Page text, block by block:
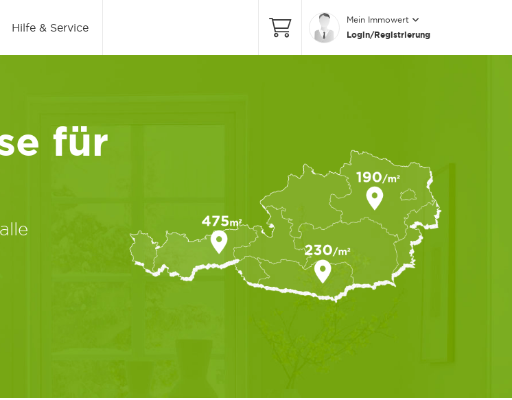
Hilfe & Service
Mein Immowert
Login/Registrierung
für